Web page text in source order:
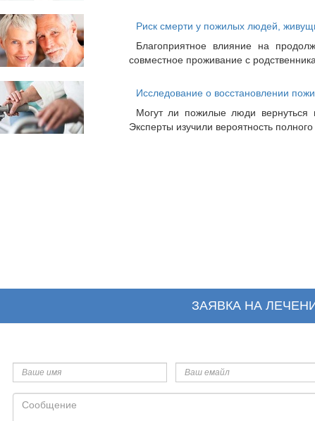
Риск смерти у пожилых людей,
Благоприятное влияние на
совместное проживание с
Исследование о восстановлении
Могут ли пожилые люди
Эксперты изучили вероятность
ЗАЯВКА НА
имя
емайл
Сообщение